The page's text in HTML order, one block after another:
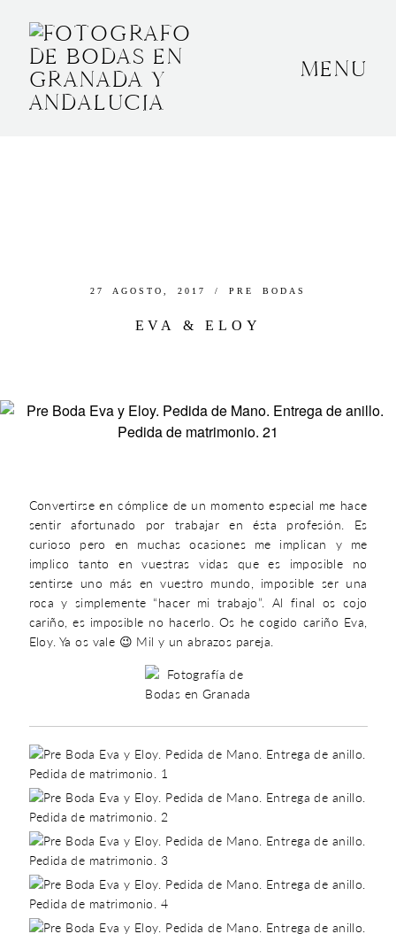
MENU
27 AGOSTO, 2017 / PRE BODAS
EVA & ELOY
Convertirse en cómplice de un momento especial me hace
sentir afortunado por trabajar en ésta profesión. Es
curioso pero en muchas ocasiones me implican y me
implico tanto en vuestras vidas que es imposible no
sentirse uno más en vuestro mundo, imposible ser una
roca y simplemente “hacer mi trabajo”. Al final os cojo
cariño, es imposible no hacerlo. Os he cogido cariño Eva,
Eloy. Ya os vale 😉 Mil y un abrazos pareja.